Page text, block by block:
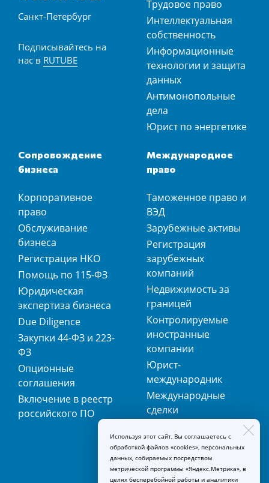
Санкт-Петербург
Подписывайтесь на
нас в RUTUBE
Трудовое право
Интеллектуальная
собственность
Информационные
технологии и защита
данных
Антимонопольные
дела
Юрист по энергетике
Сопровождение
бизнеса
Корпоративное
право
Обслуживание
бизнеса
Регистрация НКО
Помощь по 115-ФЗ
Юридическая
экспертиза бизнеса
Due Diligence
Закупки 44-ФЗ и 223-
ФЗ
Опционные
соглашения
Включение в реестр
российского ПО
Международное
право
Таможенное право и
ВЭД
Зарубежные активы
Регистрация
зарубежных
компаний
Недвижимость за
границей
Контролируемые
иностранные
компании
Юрист-
международник
Международные
сделки
регистрация
товарных знаков
Используя этот сайт, Вы соглашаетесь с
обработкой файлов «cookies», персональных
данных, собираемых посредством
метрической программы «Яндекс.Метрика», в
целях бесперебойной работы и аналитики